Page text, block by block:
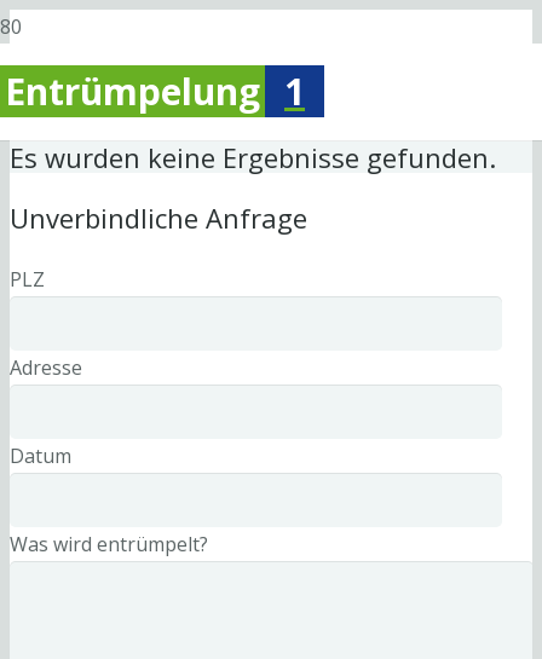
Entrümpelung 1
Es wurden keine Ergebnisse gefunden.
Unverbindliche Anfrage
PLZ
Adresse
Datum
Was wird entrümpelt?